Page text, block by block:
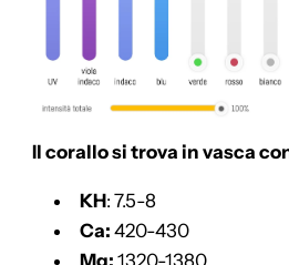
Il corallo si trova in vasca
KH: 7.5-8
Ca: 420-430